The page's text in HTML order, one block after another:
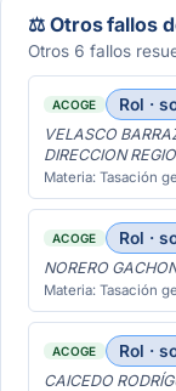
⚖️ Otros fallos
Otros 6 fallos
ACOGE Rol ·
VELASCO
DIRECCION
Materia: Tasación
ACOGE Rol ·
NORERO
Materia: Tasación
ACOGE Rol ·
CAICEDO